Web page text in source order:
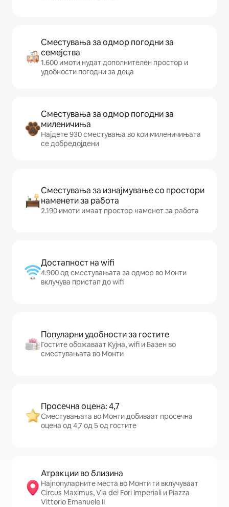
Сместувања за одмор погодни за
семејства
1.600 имоти нудат дополнителен простор и
удобности погодни за деца
Сместувања за одмор погодни за
миленичиња
Најдете 930 сместувања во кои миленичињата
се добредојдени
Сместувања за изнајмување со простори
наменети за работа
2.190 имоти имаат простор наменет за работа
Достапност на wifi
4.900 од сместувањата за одмор во Монти
вклучува пристап до wifi
Популарни удобности за гостите
Гостите обожаваат Кујна, wifi и Базен во
сместувањата во Монти
Просечна оцена: 4,7
Сместувањата во Монти добиваат просечна
оцена од 4,7 од 5 од гостите
Атракции во близина
Најпопуларните места во Монти ги вклучуваат
Circus Maximus, Via dei Fori Imperiali и Piazza
Vittorio Emanuele II